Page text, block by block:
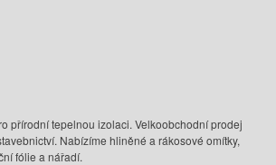
přírodní tepelnou izolaci. Velkoobchodní prodej
Nabízíme hliněné a rákosové omítky,
fólie a nářadí.